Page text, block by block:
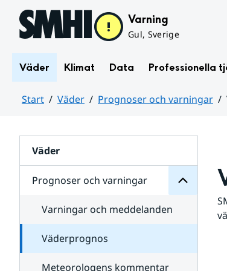
Hoppa till sidans innehåll Varning
Gul, Sverige
Väder Klimat Data Professionella
Start Väder Prognoser och varningar
Väder
Prognoser och varningar
för
varningar
Varningar och meddelanden
Väderprognos
Meteorologens kommentar